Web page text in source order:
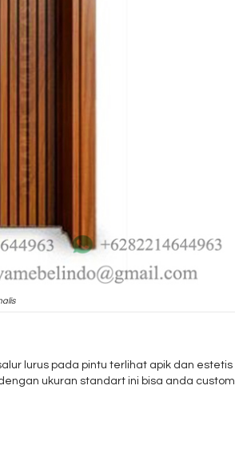
lurus pada pintu terlihat apik dan estetis
ukuran standart ini bisa anda custom